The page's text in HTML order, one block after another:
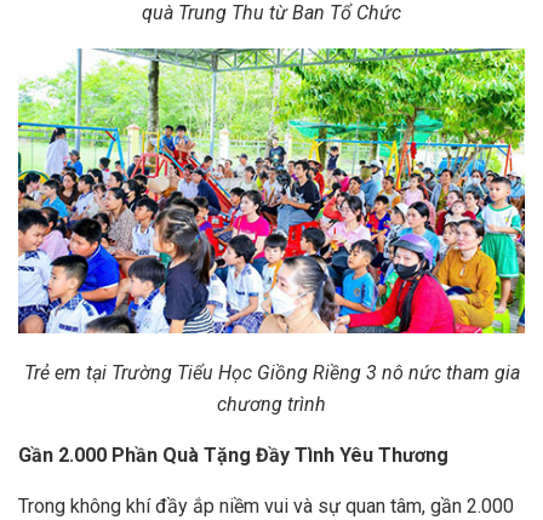
quà Trung Thu từ Ban Tổ Chức
Trẻ em tại Trường Tiểu Học Giồng Riềng 3 nô nức tham gia
chương trình
Gần 2.000 Phần Quà Tặng Đầy Tình Yêu Thương
Trong không khí đầy ắp niềm vui và sự quan tâm, gần 2.000